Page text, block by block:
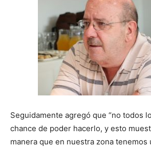
Seguidamente agregó que “no todos
chance de poder hacerlo, y esto
manera que en nuestra zona tenemos